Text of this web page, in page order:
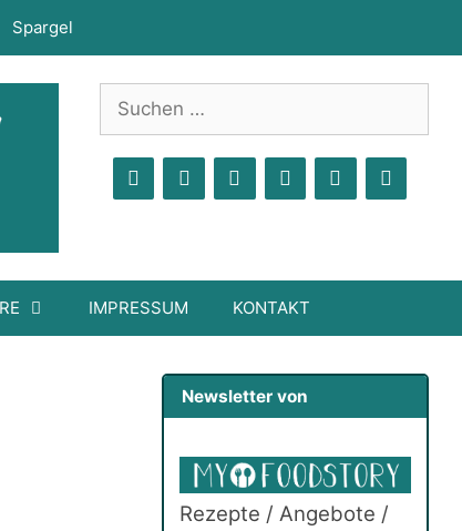
Spargel
Suchen
nach:
IMPRESSUM KONTAKT
Newsletter von
Rezepte / Angebote /